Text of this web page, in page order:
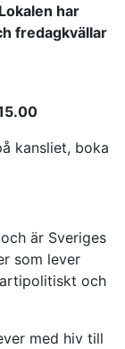
har
fredagkvällar
kansliet, boka
är Sveriges
som lever
och
med hiv till